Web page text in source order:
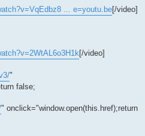
... e=youtu.be[/video]
[/video]
"
false;
" onclick="window.open(this.href);return